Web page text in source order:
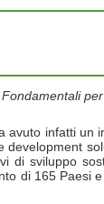
avuto infatti un
development
di sviluppo
di 165 Paesi